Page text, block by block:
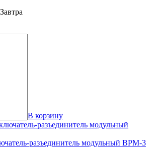
Завтра
В корзину
разъединитель модульный ВРМ-3